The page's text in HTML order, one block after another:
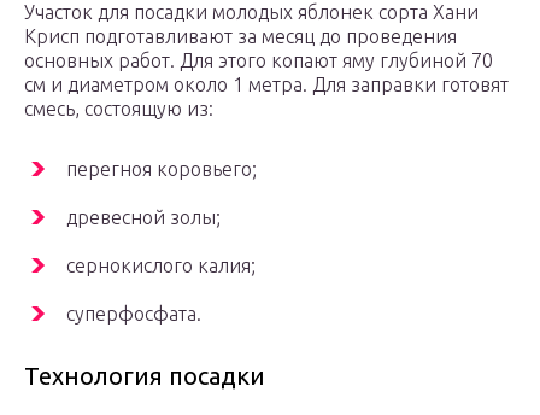
Участок для посадки молодых яблонек сорта Хани
Крисп подготавливают за месяц до проведения
основных работ. Для этого копают яму глубиной 70
см и диаметром около 1 метра. Для заправки готовят
смесь, состоящую из:
перегноя коровьего;
древесной золы;
сернокислого калия;
суперфосфата.
Технология посадки